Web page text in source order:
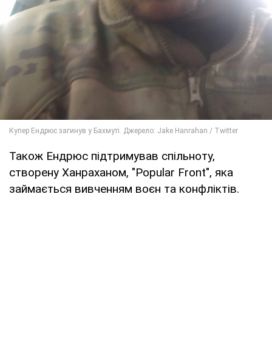
Також Ендрюс підтримував спільноту,
створену Ханраханом, "Popular Front", яка
займається вивченням воєн та конфліктів.